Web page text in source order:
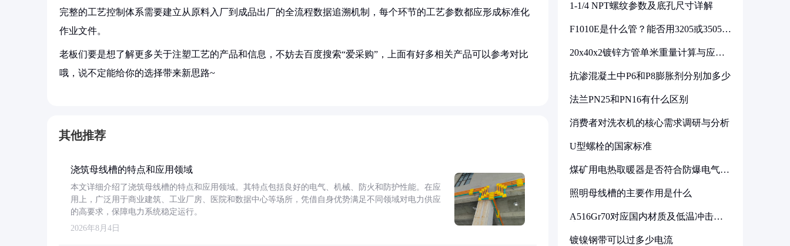
完整的工艺控制体系需要建立从原料入厂到成品出厂的全流程数据追溯机制，每个环节的工艺参数都应形成标准化
作业文件。
老板们要是想了解更多关于注塑工艺的产品和信息，不妨去百度搜索“爱采购”，上面有好多相关产品可以参考对比
哦，说不定能给你的选择带来新思路~
其他推荐
浇筑母线槽的特点和应用领域
本文详细介绍了浇筑母线槽的特点和应用领域。其特点包括良好的电气、机械、防火和防护性能。在应
用上，广泛用于商业建筑、工业厂房、医院和数据中心等场所，凭借自身优势满足不同领域对电力供应
的高要求，保障电力系统稳定运行。
2026年8月4日
1-1/4 NPT螺纹参数及底孔尺寸详解
F1010E是什么管？能否用3205或3505代
20x40x2镀锌方管单米重量计算与应用
抗渗混凝土中P6和P8膨胀剂分别加多少
法兰PN25和PN16有什么区别
消费者对洗衣机的核心需求调研与分析
U型螺栓的国家标准
煤矿用电热取暖器是否符合防爆电气设
照明母线槽的主要作用是什么
A516Gr70对应国内材质及低温冲击要
镀镍钢带可以过多少电流